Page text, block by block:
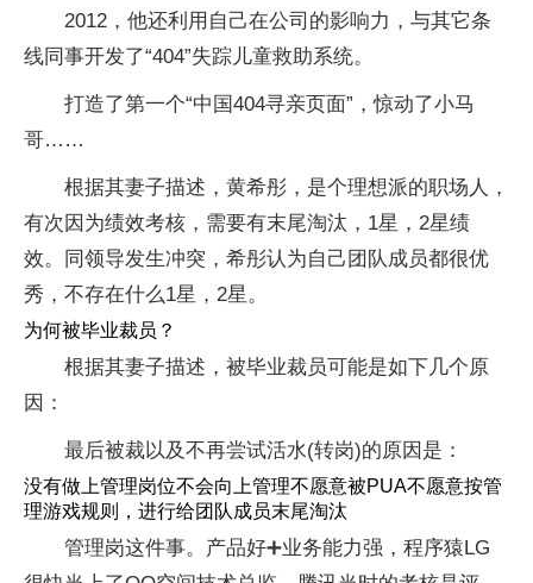
2012，他还利用自己在公司的影响力，与其它条
线同事开发了“404”失踪儿童救助系统。
打造了第一个“中国404寻亲页面”，惊动了小马
哥……
根据其妻子描述，黄希彤，是个理想派的职场人，
有次因为绩效考核，需要有末尾淘汰，1星，2星绩
效。同领导发生冲突，希彤认为自己团队成员都很优
秀，不存在什么1星，2星。
为何被毕业裁员？
根据其妻子描述，被毕业裁员可能是如下几个原
因：
最后被裁以及不再尝试活水(转岗)的原因是：
没有做上管理岗位不会向上管理不愿意被PUA不愿意按管
理游戏规则，进行给团队成员末尾淘汰
管理岗这件事。产品好➕业务能力强，程序猿LG